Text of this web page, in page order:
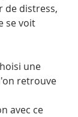
de distress,
se voit
une
retrouve
avec ce